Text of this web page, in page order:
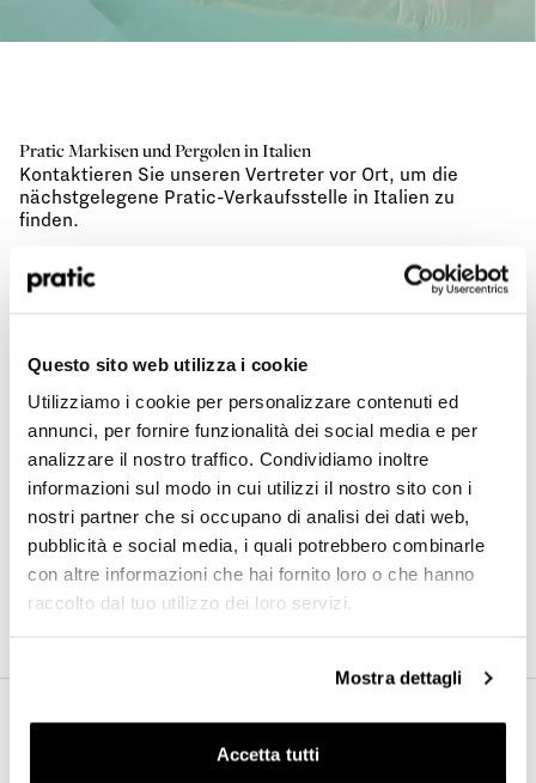
Questo sito web utilizza i cookie
Utilizziamo i cookie per personalizzare contenuti ed
annunci, per fornire funzionalità dei social media e per
analizzare il nostro traffico. Condividiamo inoltre
informazioni sul modo in cui utilizzi il nostro sito con i
nostri partner che si occupano di analisi dei dati web,
pubblicità e social media, i quali potrebbero combinarle
con altre informazioni che hai fornito loro o che hanno
raccolto dal tuo utilizzo dei loro servizi.
Mostra dettagli
Accetta tutti
Pratic Markisen und Pergolen in Italien
Kontaktieren Sie unseren Vertreter vor Ort, um die
nächstgelegene Pratic-Verkaufsstelle in Italien zu
finden.
ABRUZZEN
AOSTA-TAL
APULIEN
EMILIA ROMAGNA
FRIAUL-JULISCH VENETIEN
KALABRIEN
KAMPANIEN
LATIUM
LIGURIEN
LOMBARDEI
MARKEN
MOLISE
PIEMONT PIEMONT
SARDINIEN
SIZILIEN
TOSKANA
TRENTINO SÜDTIROL
UMBRIEN
Suche nach einem Agenten nach Stadt
Pratic in Europa
HoReCa
Designer/Architekt
Privat
Händler